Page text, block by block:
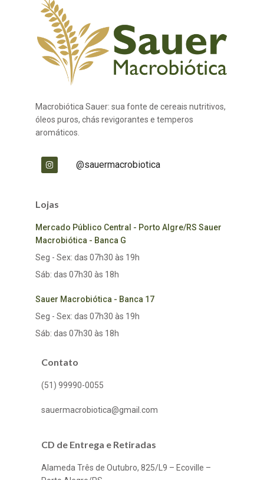
Macrobiótica Sauer: sua fonte de cereais nutritivos,
óleos puros, chás revigorantes e temperos
aromáticos.
@sauermacrobiotica
Lojas
Mercado Público Central - Porto Algre/RS Sauer
Macrobiótica - Banca G
Seg - Sex: das 07h30 às 19h
Sáb: das 07h30 às 18h
Sauer Macrobiótica - Banca 17
Seg - Sex: das 07h30 às 19h
Sáb: das 07h30 às 18h
Contato
(51) 99990-0055
sauermacrobiotica@gmail.com
CD de Entrega e Retiradas
Alameda Três de Outubro, 825/L9 – Ecoville –